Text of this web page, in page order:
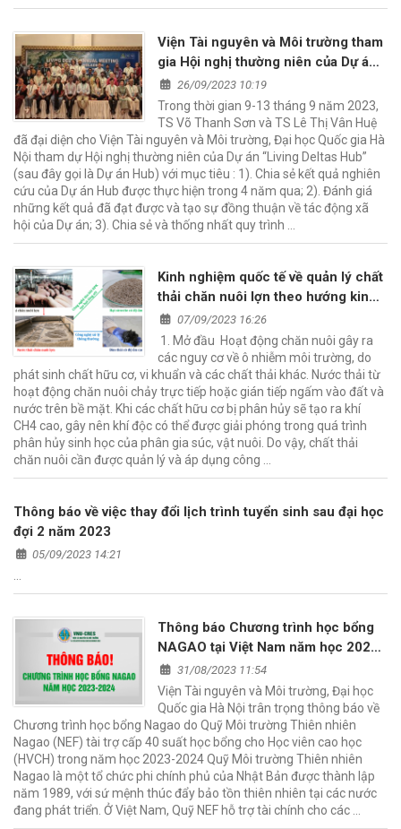
Viện Tài nguyên và Môi trường tham
gia Hội nghị thường niên của Dự án
Đồng bằng tại Dkaha, Bangladesh
26/09/2023 10:19
Trong thời gian 9-13 tháng 9 năm 2023,
TS Võ Thanh Sơn và TS Lê Thị Vân Huệ
đã đại diện cho Viện Tài nguyên và Môi trường, Đại học Quốc gia Hà
Nội tham dự Hội nghị thường niên của Dự án “Living Deltas Hub”
(sau đây gọi là Dự án Hub) với mục tiêu : 1). Chia sẻ kết quả nghiên
cứu của Dự án Hub được thực hiện trong 4 năm qua; 2). Đánh giá
những kết quả đã đạt được và tạo sự đồng thuận về tác động xã
hội của Dự án; 3). Chia sẻ và thống nhất quy trình …
Kinh nghiệm quốc tế về quản lý chất
thải chăn nuôi lợn theo hướng kinh
tế tuần hoàn và bài học cho Việt
Nam
07/09/2023 16:26
1. Mở đầu Hoạt động chăn nuôi gây ra
các nguy cơ về ô nhiễm môi trường, do
phát sinh chất hữu cơ, vi khuẩn và các chất thải khác. Nước thải từ
hoạt động chăn nuôi chảy trực tiếp hoặc gián tiếp ngấm vào đất và
nước trên bề mặt. Khi các chất hữu cơ bị phân hủy sẽ tạo ra khí
CH4 cao, gây nên khí độc có thể được giải phóng trong quá trình
phân hủy sinh học của phân gia súc, vật nuôi. Do vậy, chất thải
chăn nuôi cần được quản lý và áp dụng công …
Thông báo về việc thay đổi lịch trình tuyển sinh sau đại học
đợi 2 năm 2023
05/09/2023 14:21
Thông báo Chương trình học bổng
NAGAO tại Việt Nam năm học 2023-
202431/08/2023 11:54
Viện Tài nguyên và Môi trường, Đại học
Quốc gia Hà Nội trân trọng thông báo về
Chương trình học bổng Nagao do Quỹ Môi trường Thiên nhiên
Nagao (NEF) tài trợ cấp 40 suất học bổng cho Học viên cao học
(HVCH) trong năm học 2023-2024 Quỹ Môi trường Thiên nhiên
Nagao là một tổ chức phi chính phủ của Nhật Bản được thành lập
năm 1989, với sứ mệnh thúc đẩy bảo tồn thiên nhiên tại các nước
đang phát triển. Ở Việt Nam, Quỹ NEF hỗ trợ tài chính cho các …